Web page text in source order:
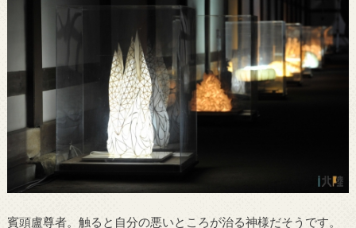
賓頭盧尊者。触ると自分の悪いところが治る神様だそうです。